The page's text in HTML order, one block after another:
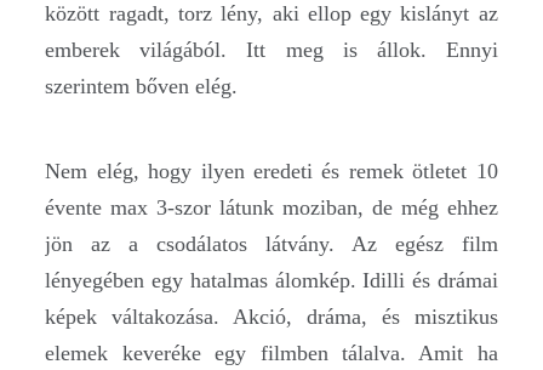
között ragadt, torz lény, aki ellop egy kislányt az
emberek világából. Itt meg is állok. Ennyi
szerintem bőven elég.
Nem elég, hogy ilyen eredeti és remek ötletet 10
évente max 3-szor látunk moziban, de még ehhez
jön az a csodálatos látvány. Az egész film
lényegében egy hatalmas álomkép. Idilli és drámai
képek váltakozása. Akció, dráma, és misztikus
elemek keveréke egy filmben tálalva. Amit ha